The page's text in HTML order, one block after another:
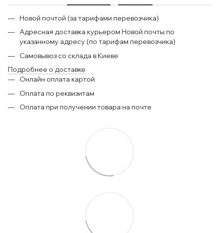
Новой почтой (за тарифами перевозчика)
Адресная доставка курьером Новой почты по
указанному адресу (по тарифам перевозчика)
Самовывоз со склада в Киеве
Подробнее о доставке
Онлайн оплата картой
Оплата по реквизитам
Оплата при получении товара на почте